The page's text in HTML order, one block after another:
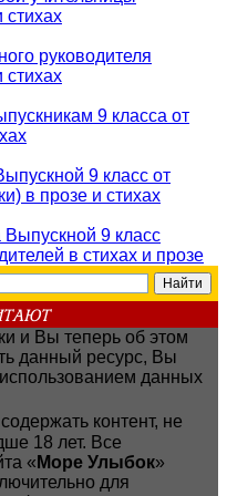
стихах
руководителя
стихах
9 класса от
9 класс от
в прозе и стихах
9 класс
в стихах и прозе
и Вы теперь об этом
данный ресурс, Вы
данных
контент, не
18 лет. Все
« Море Улыбок»
для